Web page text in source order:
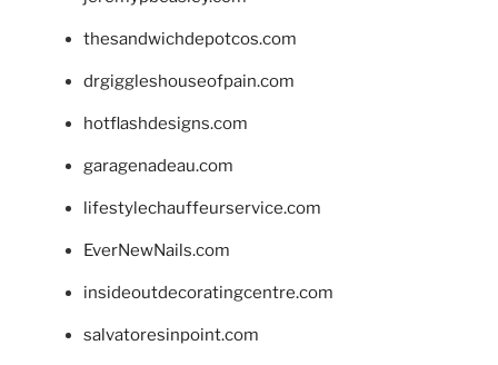
thesandwichdepotcos.com
drgiggleshouseofpain.com
hotflashdesigns.com
garagenadeau.com
lifestylechauffeurservice.com
EverNewNails.com
insideoutdecoratingcentre.com
salvatoresinpoint.com